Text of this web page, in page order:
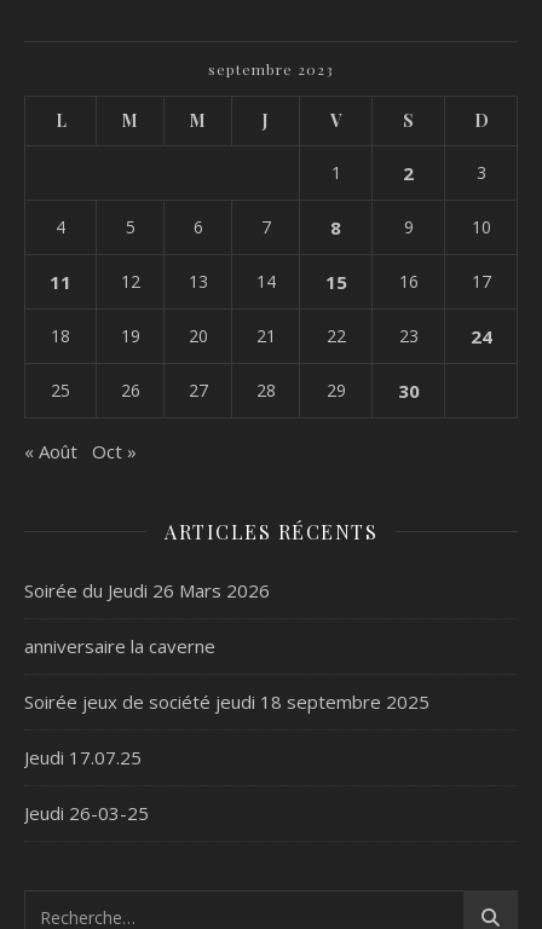
septembre 2023
L M M J V S D
1 2 3
4 5 6 7 8 9 10
11 12 13 14 15 16 17
18 19 20 21 22 23 24
25 26 27 28 29 30
« Août Oct »
ARTICLES RÉCENTS
Soirée du Jeudi 26 Mars 2026
anniversaire la caverne
Soirée jeux de société jeudi 18 septembre 2025
Jeudi 17.07.25
Jeudi 26-03-25